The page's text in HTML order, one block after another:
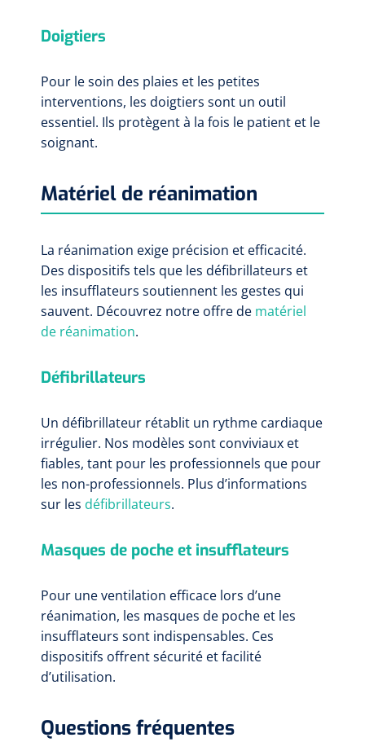
Doigtiers
Pour le soin des plaies et les petites
interventions, les doigtiers sont un outil
essentiel. Ils protègent à la fois le patient et le
soignant.
Matériel de réanimation
La réanimation exige précision et efficacité.
Des dispositifs tels que les défibrillateurs et
les insufflateurs soutiennent les gestes qui
sauvent. Découvrez notre offre de matériel
de réanimation.
Défibrillateurs
Un défibrillateur rétablit un rythme cardiaque
irrégulier. Nos modèles sont conviviaux et
fiables, tant pour les professionnels que pour
les non-professionnels. Plus d’informations
sur les défibrillateurs.
Masques de poche et insufflateurs
Pour une ventilation efficace lors d’une
réanimation, les masques de poche et les
insufflateurs sont indispensables. Ces
dispositifs offrent sécurité et facilité
d’utilisation.
Questions fréquentes